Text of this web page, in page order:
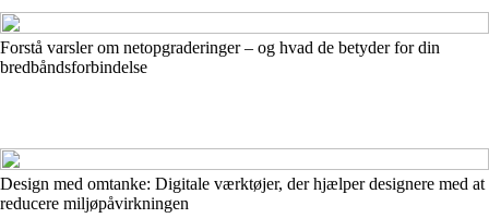
Forstå varsler om netopgraderinger – og hvad de betyder for din
bredbåndsforbindelse
Design med omtanke: Digitale værktøjer, der hjælper designere med at
reducere miljøpåvirkningen